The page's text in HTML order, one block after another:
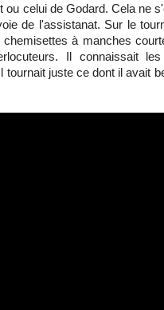
ou celui de Godard. Cela ne
de l'assistanat. Sur le
chemisettes à manches
Il connaissait
tournait juste ce dont il avait